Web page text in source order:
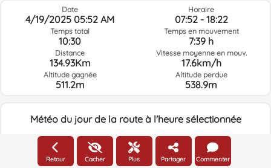
Date
4/19/2025 05:52 AM
Temps total
10:30
Distance
134.93Km
Altitude gagnée
511.2m
Horaire
07:52 - 18:22
Temps en mouvement
7:39 h
Vitesse moyenne en mouv.
17.6km/h
Altitude perdue
538.9m
Météo du jour de la route à l'heure sélectionnée
05:00
Retour Cacher Plus Partager Commenter